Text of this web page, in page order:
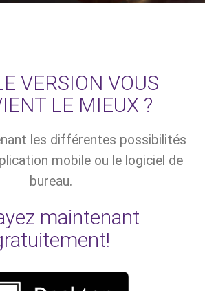
VERSION VOUS
LE MIEUX ?
les différentes possibilités
mobile ou le logiciel de
bureau.
maintenant